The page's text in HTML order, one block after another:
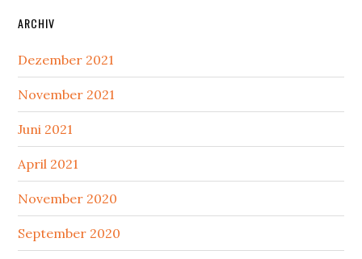
ARCHIV
Dezember 2021
November 2021
Juni 2021
April 2021
November 2020
September 2020